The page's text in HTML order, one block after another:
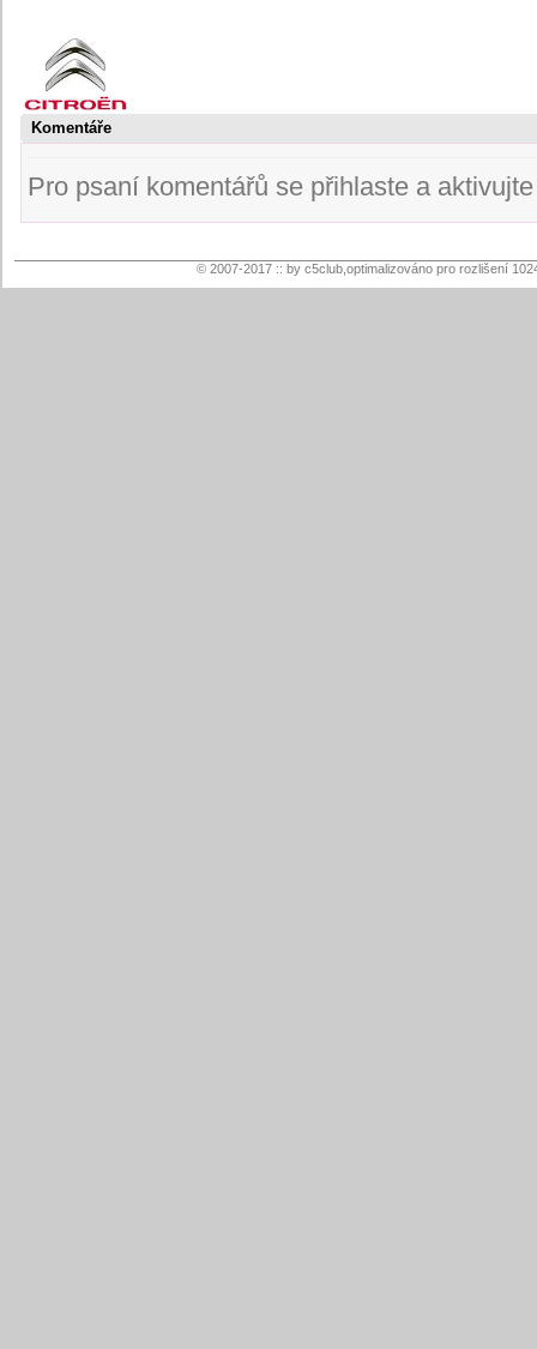
Komentáře
Pro psaní komentářů se přihlaste a
© 2007-2017 :: by c5club,optimalizováno pro rozlišení